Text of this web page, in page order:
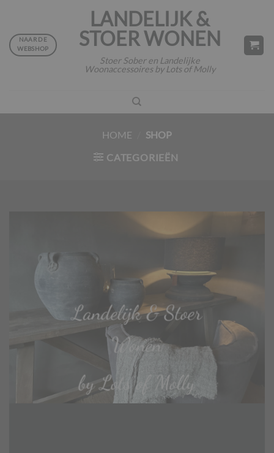
inhoud
LANDELIJK &
STOER WONEN
Stoer Sober en Landelijke
Woonaccessoires by Lots of Molly
NAAR DE
WEBSHOP
HOME
SHOP
CATEGORIEËN
Landelijk & Stoer
Wonen
by Lots of Molly